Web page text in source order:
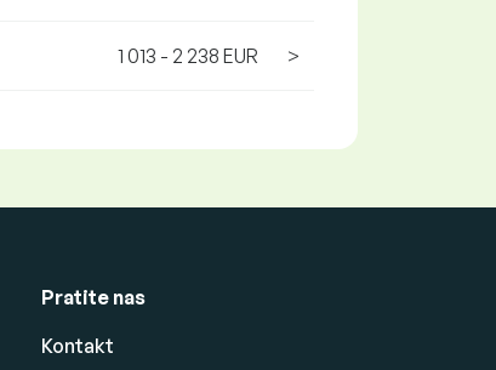
1 013 - 2 238 EUR >
Pratite nas
Kontakt